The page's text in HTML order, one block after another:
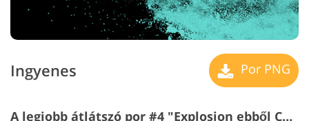
Ingyenes Por PNG
A legjobb átlátszó por #4 "Explosion ebből Color"